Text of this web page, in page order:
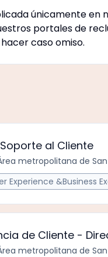
únicamente en
portales de
caso omiso.
al Cliente
metropolitana de
Experience &Business
de Cliente -
metropolitana de